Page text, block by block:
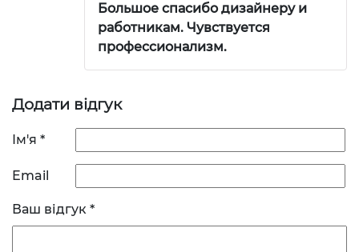
Большое спасибо дизайнеру и
работникам. Чувствуется
профессионализм.
Додати відгук
Ім'я *
Email
Ваш відгук *